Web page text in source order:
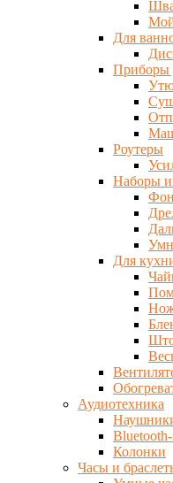
Для
Приборы
Роутеры
Наборы
Для
Аудиотехника
Колонки
Часы и